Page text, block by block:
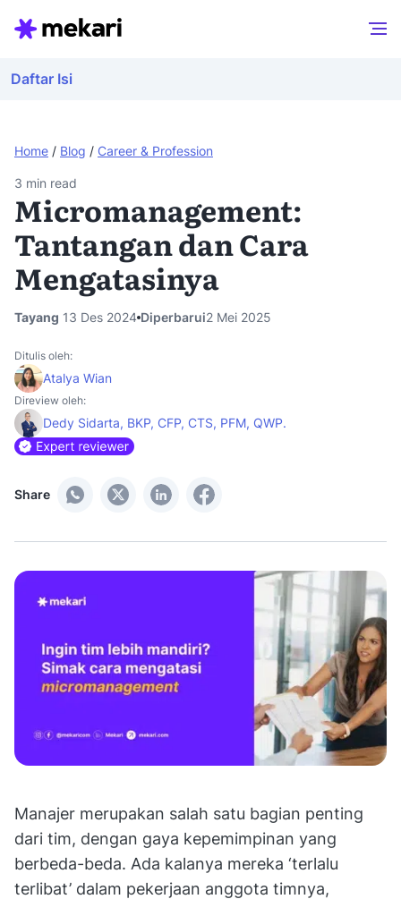
Home / Blog / Career & Profession
Daftar Isi
3 min read
Micromanagement:
Tantangan dan Cara
Mengatasinya
Tayang 13 Des 2024 Diperbarui2 Mei 2025
Share
Ditulis oleh:
Atalya Wian
Direview oleh:
Dedy Sidarta, BKP, CFP, CTS, PFM, QWP.
Manajer merupakan salah satu bagian penting
dari tim, dengan gaya kepemimpinan yang
berbeda-beda. Ada kalanya mereka ‘terlalu
terlibat’ dalam pekerjaan anggota timnya,